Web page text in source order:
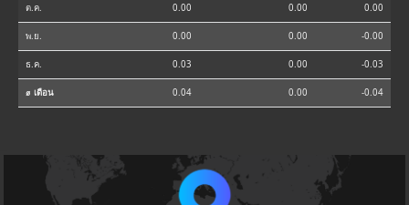
ต.ค. 0.00 0.00 0.00
พ.ย. 0.00 0.00 -0.00
ธ.ค. 0.03 0.00 -0.03
⌀ เดือน 0.04 0.00 -0.04